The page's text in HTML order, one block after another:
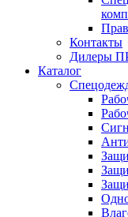
Контакты
Дилеры
Каталог